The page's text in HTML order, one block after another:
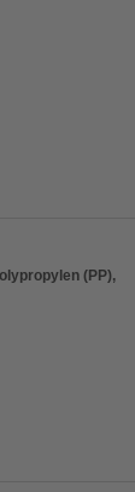
(PP),